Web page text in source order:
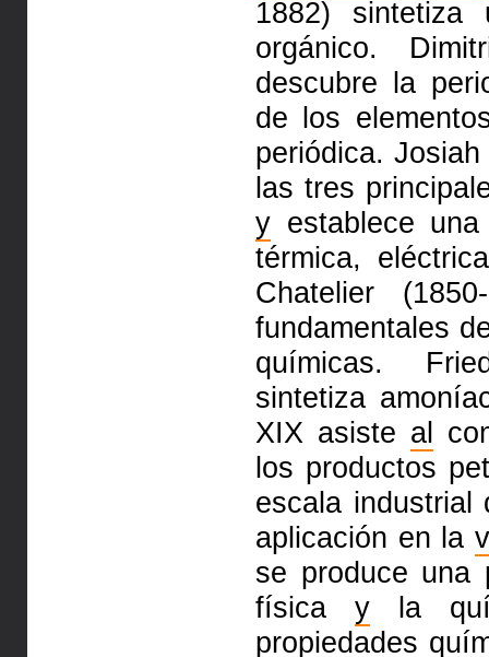
1882) sintetiza
orgánico.
descubre la
de los
periódica.
las tres
y establece
térmica,
Chatelier
fundamentales
químicas.
sintetiza
XIX asiste al
los productos
escala industrial
aplicación en la
se produce una
física y la
propiedades